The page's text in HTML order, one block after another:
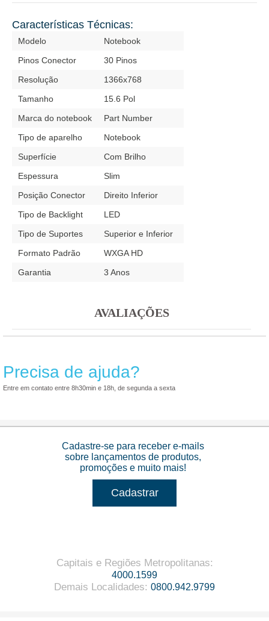
Características Técnicas:
Modelo
Notebook
Pinos Conector
30 Pinos
Resolução
1366x768
Tamanho
15.6 Pol
Marca do notebook
Part Number
Tipo de aparelho
Notebook
Superfície
Com Brilho
Espessura
Slim
Posição Conector
Direito Inferior
Tipo de Backlight
LED
Tipo de Suportes
Superior e Inferior
Formato Padrão
WXGA HD
Garantia
3 Anos
AVALIAÇÕES
Precisa de ajuda?
Entre em contato entre 8h30min e 18h, de segunda a sexta
Cadastre-se para receber e-mails
sobre lançamentos de produtos,
promoções e muito mais!
Cadastrar
Capitais e Regiões Metropolitanas:
4000.1599
Demais Localidades: 0800.942.9799